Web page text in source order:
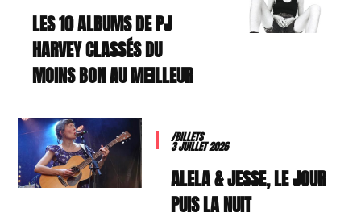
LES 10 ALBUMS DE PJ
HARVEY CLASSÉS DU
MOINS BON AU MEILLEUR
/BILLETS
3 JUILLET 2026
ALELA & JESSE, LE JOUR
PUIS LA NUIT